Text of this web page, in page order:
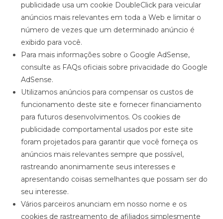
publicidade usa um cookie DoubleClick para veicular
anúncios mais relevantes em toda a Web e limitar o
número de vezes que um determinado anúncio é
exibido para você.
Para mais informações sobre o Google AdSense,
consulte as FAQs oficiais sobre privacidade do Google
AdSense.
Utilizamos anúncios para compensar os custos de
funcionamento deste site e fornecer financiamento
para futuros desenvolvimentos. Os cookies de
publicidade comportamental usados ​​por este site
foram projetados para garantir que você forneça os
anúncios mais relevantes sempre que possível,
rastreando anonimamente seus interesses e
apresentando coisas semelhantes que possam ser do
seu interesse.
Vários parceiros anunciam em nosso nome e os
cookies de rastreamento de afiliados simplesmente